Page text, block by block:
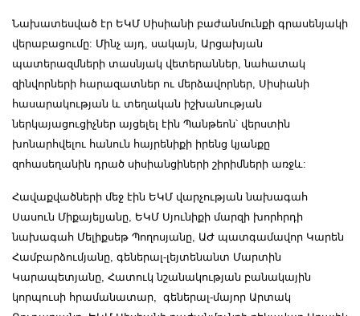
Նախատեսված էր ԵԿՄ Սիսիանի բաժանմունքի գրասենյակի
վերաբացումը: Մինչ այդ, սակայն, Արցախյան
պատերազմների տասնյակ վետերաններ, նահատակ
զինվորների հարազատներ ու մերձավորներ, Սիսիանի
հասարակության և տեղական իշխանության
ներկայացուցիչներ այցելել էին Պանթեոն՝ վերստին
խոնարհվելու հանուն հայրենիքի իրենց կյանքը
զոհասեղանին դրած սիսիանցիների շիրիմների առջև:
Հավաքվածների մեջ էին ԵԿՄ վարչության նախագահ
Սասուն Միքայելյանը, ԵԿՄ Սյունիքի մարզի խորհրդի
նախագահ Մելիքսեթ Պողոսյանը, ԱԺ պատգամավոր Կարեն
Համբարձումյանը, գեներալ-լեյտենանտ Մարտին
Կարապետյանը, Հատուկ նշանակության բանակային
կորպուսի հրամանատար, գեներալ-մայոր Արտակ